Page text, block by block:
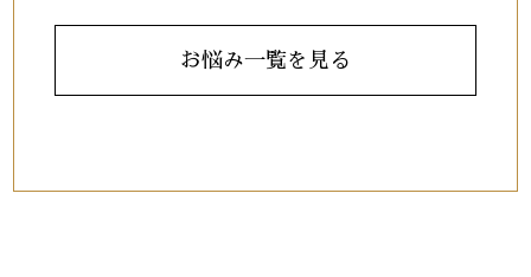
お悩み一覧を見る